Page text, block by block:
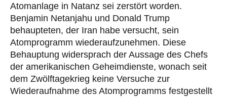
Atomanlage in Natanz sei zerstört worden.
Benjamin Netanjahu und Donald Trump
behaupteten, der Iran habe versucht, sein
Atomprogramm wiederaufzunehmen. Diese
Behauptung widersprach der Aussage des Chefs
der amerikanischen Geheimdienste, wonach seit
dem Zwölftagekrieg keine Versuche zur
Wiederaufnahme des Atomprogramms festgestellt